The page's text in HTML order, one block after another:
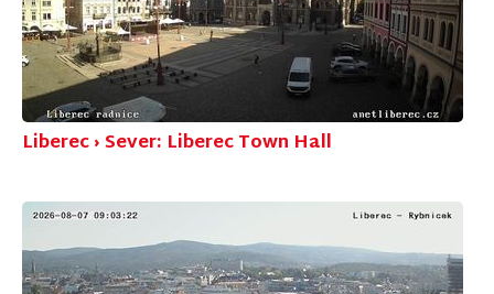
Liberec › Sever: Liberec Town Hall